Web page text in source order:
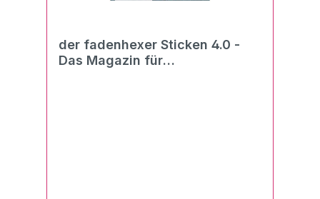
der fadenhexer Sticken 4.0 -
Das Magazin für